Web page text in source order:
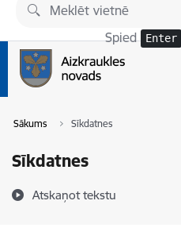
Pāriet uz lapas saturu
Spied Enter
Sākums Sīkdatnes
Sīkdatnes
Atskaņot tekstu